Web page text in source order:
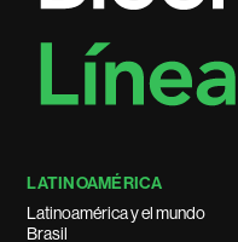
LATINOAMÉRICA
Latinoamérica y el mundo
Brasil